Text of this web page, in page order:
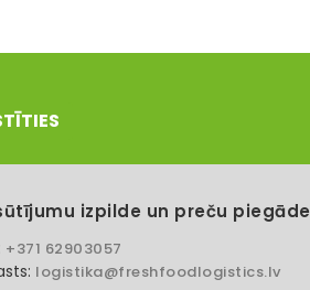
izpilde un preču piegāde
+371 62903057
logistika@freshfoodlogistics.lv